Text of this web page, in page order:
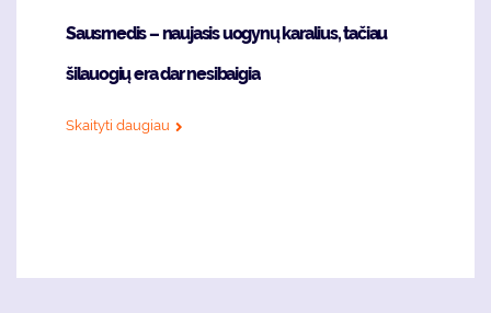
Sausmedis – naujasis uogynų karalius, tačiau
šilauogių era dar nesibaigia
Skaityti daugiau